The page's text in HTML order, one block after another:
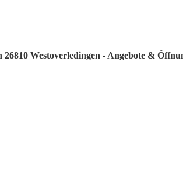
Westoverledingen - Angebote &